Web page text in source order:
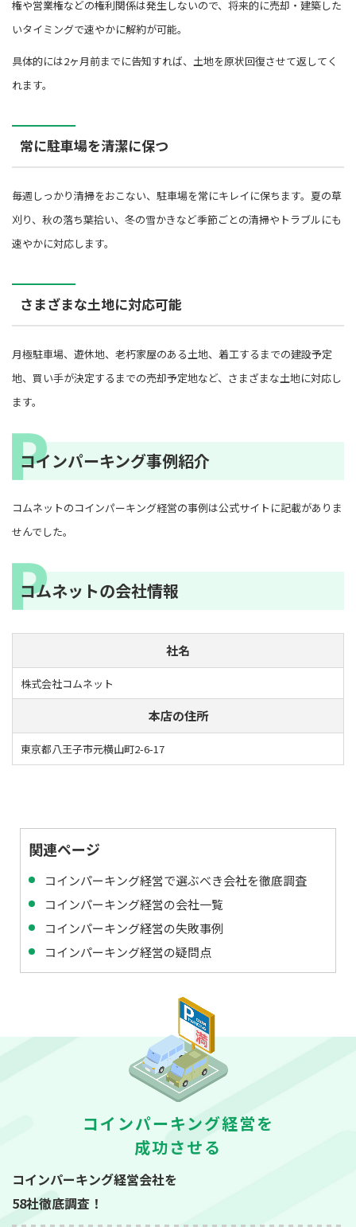
権や営業権などの権利関係は発生しないので、将来的に売却・建築した
いタイミングで速やかに解約が可能。
具体的には2ヶ月前までに告知すれば、土地を原状回復させて返してく
れます。
常に駐車場を清潔に保つ
毎週しっかり清掃をおこない、駐車場を常にキレイに保ちます。夏の草
刈り、秋の落ち葉拾い、冬の雪かきなど季節ごとの清掃やトラブルにも
速やかに対応します。
さまざまな土地に対応可能
月極駐車場、遊休地、老朽家屋のある土地、着工するまでの建設予定
地、買い手が決定するまでの売却予定地など、さまざまな土地に対応し
ます。
コインパーキング事例紹介
コムネットのコインパーキング経営の事例は公式サイトに記載がありま
せんでした。
コムネットの会社情報
社名
株式会社コムネット
本店の住所
東京都八王子市元横山町2-6-17
関連ページ
コインパーキング経営で選ぶべき会社を徹底調査
コインパーキング経営の会社一覧
コインパーキング経営の失敗事例
コインパーキング経営の疑問点
コインパーキング経営を
成功させる
コインパーキング経営会社を
58社徹底調査！